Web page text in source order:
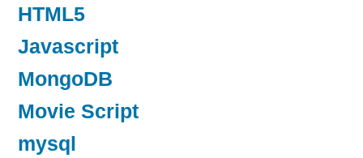
HTML5
Javascript
MongoDB
Movie Script
mysql